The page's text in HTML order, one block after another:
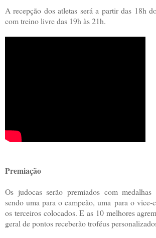
A recepção dos atletas será a partir das 18h
com treino livre das 19h às 21h.
Premiação
Os judocas serão premiados com medalhas
sendo uma para o campeão, uma para o vice-
os terceiros colocados. E as 10 melhores
geral de pontos receberão troféus